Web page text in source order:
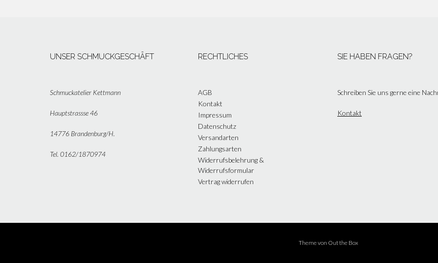
UNSER SCHMUCKGESCHÄFT
Schmuckatelier Kettmann
Hauptstrassse 46
14776 Brandenburg/H.
Tel. 0162/1870974
RECHTLICHES
AGB
Kontakt
Impressum
Datenschutz
Versandarten
Zahlungsarten
Widerrufsbelehrung &
Widerrufsformular
Vertrag widerrufen
SIE HABEN FRAGEN?
Schreiben Sie uns gerne eine
Kontakt
Theme von Out the Box